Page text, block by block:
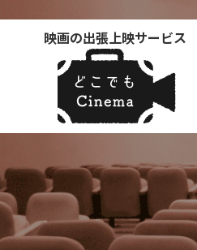
映画の出張上映サービス